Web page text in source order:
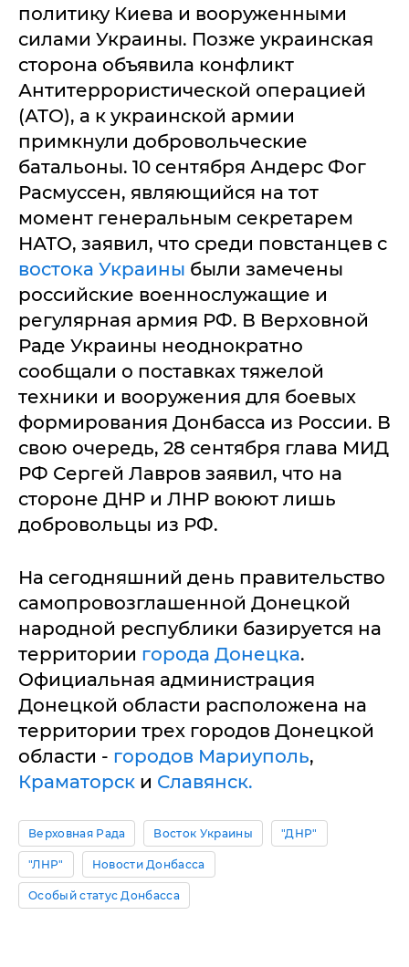
политику Киева и вооруженными
силами Украины. Позже украинская
сторона объявила конфликт
Антитеррористической операцией
(АТО), а к украинской армии
примкнули добровольческие
батальоны. 10 сентября Андерс Фог
Расмуссен, являющийся на тот
момент генеральным секретарем
НАТО, заявил, что среди повстанцев с
востока Украины были замечены
российские военнослужащие и
регулярная армия РФ. В Верховной
Раде Украины неоднократно
сообщали о поставках тяжелой
техники и вооружения для боевых
формирования Донбасса из России. В
свою очередь, 28 сентября глава МИД
РФ Сергей Лавров заявил, что на
стороне ДНР и ЛНР воюют лишь
добровольцы из РФ.
На сегодняшний день правительство
самопровозглашенной Донецкой
народной республики базируется на
территории города Донецка.
Официальная администрация
Донецкой области расположена на
территории трех городов Донецкой
области - городов Мариуполь,
Краматорск и Славянск.
Верховная Рада Восток Украины "ДНР"
"ЛНР" Новости Донбасса
Особый статус Донбасса